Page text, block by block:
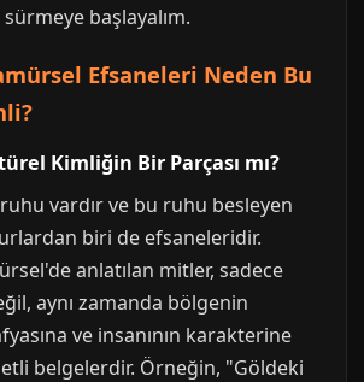
başlayalım.
Efsaneleri Neden Bu
Kimliğin Bir Parçası mı?
vardır ve bu ruhu besleyen
biri de efsaneleridir.
anlatılan mitler, sadece
aynı zamanda bölgenin
ve insanının karakterine
belgelerdir. Örneğin, "Göldeki